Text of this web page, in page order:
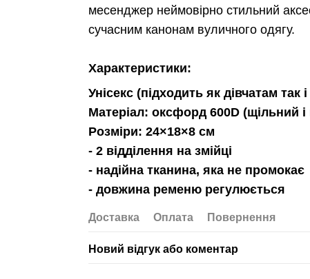
месенджер неймовірно стильний
сучасним канонам вуличного одягу.
Характеристики:
Унісекс (підходить як дівчатам так
Матеріал: оксфорд 600D (щільний
Розміри: 24×18×8 см
- 2 відділення на змійці
- надійна тканина, яка не промокає
- довжина ременю регулюється
Доставка Оплата Повернення
Новий відгук або коментар